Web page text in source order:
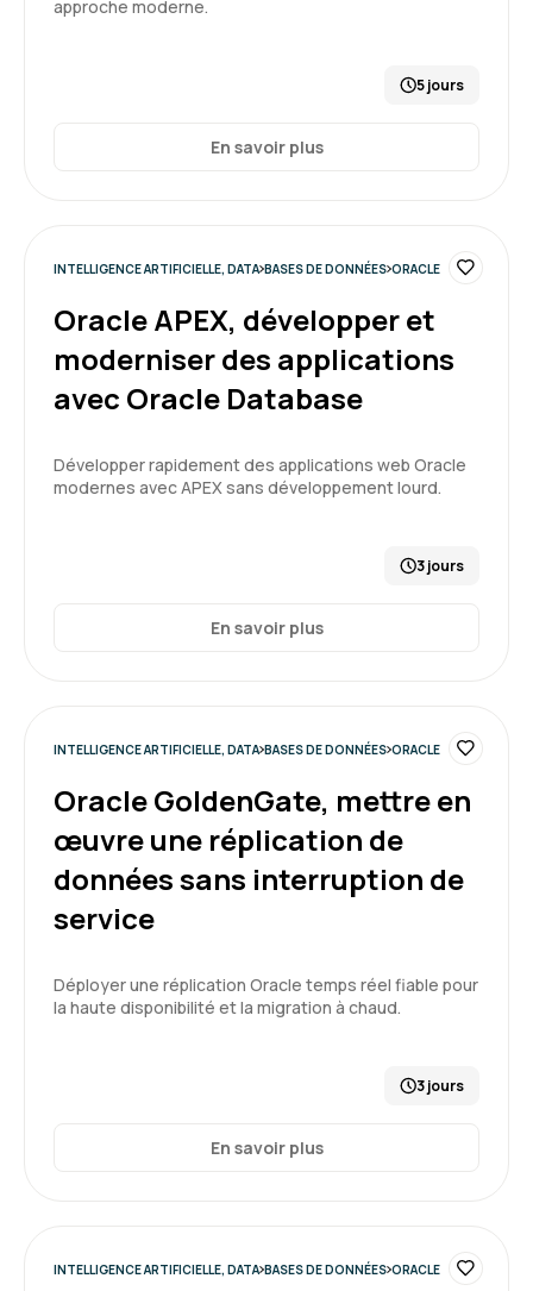
approche moderne.
5 jours
En savoir plus
INTELLIGENCE ARTIFICIELLE, DATA BASES DE DONNÉES ORACLE
Oracle APEX, développer et
moderniser des applications
avec Oracle Database
Développer rapidement des applications web Oracle
modernes avec APEX sans développement lourd.
3 jours
En savoir plus
INTELLIGENCE ARTIFICIELLE, DATA BASES DE DONNÉES ORACLE
Oracle GoldenGate, mettre en
œuvre une réplication de
données sans interruption de
service
Déployer une réplication Oracle temps réel fiable pour
la haute disponibilité et la migration à chaud.
3 jours
En savoir plus
INTELLIGENCE ARTIFICIELLE, DATA BASES DE DONNÉES ORACLE